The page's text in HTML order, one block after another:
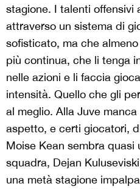
stagione. I talenti offensivi
attraverso un sistema di
sofisticato, ma che
più continua, che li tenga
nelle azioni e li faccia
intensità. Quello che gli
al meglio. Alla Juve
aspetto, e certi giocatori,
Moise Kean sembra quasi
squadra, Dejan
una metà stagione